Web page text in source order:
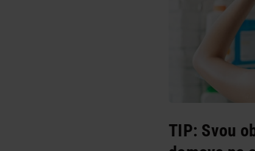
TIP: Svou